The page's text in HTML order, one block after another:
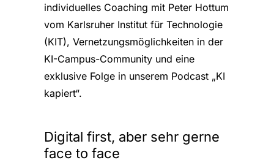
individuelles Coaching mit Peter Hottum
vom Karlsruher Institut für Technologie
(KIT), Vernetzungsmöglichkeiten in der
KI-Campus-Community und eine
exklusive Folge in unserem Podcast „KI
kapiert“.
Digital first, aber sehr gerne
face to face